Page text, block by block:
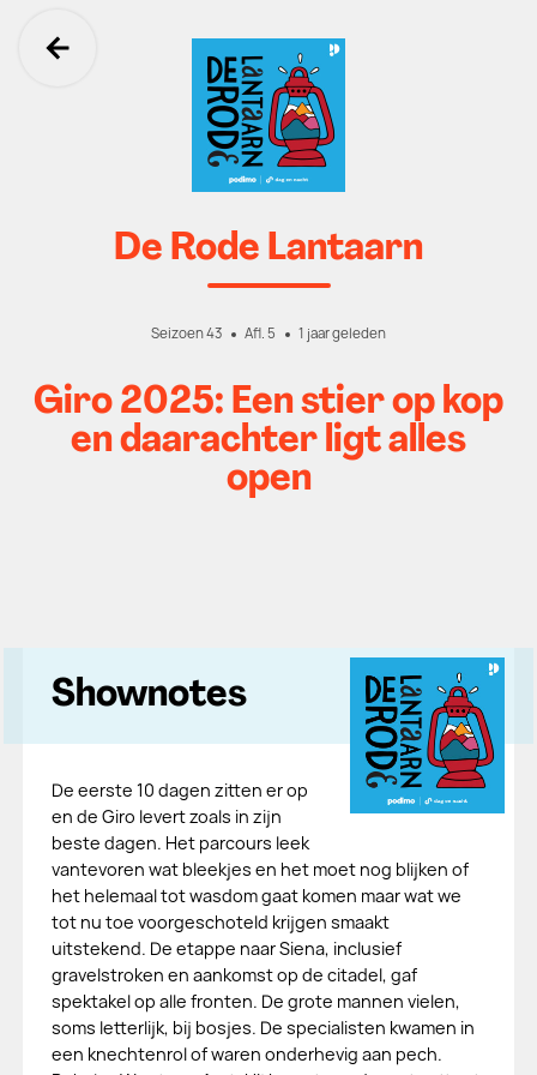
Ga terug
De Rode Lantaarn
Seizoen 43 Afl. 5 1 jaar geleden
Giro 2025: Een stier op kop
en daarachter ligt alles
open
Shownotes
De eerste 10 dagen zitten er op
en de Giro levert zoals in zijn
beste dagen. Het parcours leek
vantevoren wat bleekjes en het moet nog blijken of
het helemaal tot wasdom gaat komen maar wat we
tot nu toe voorgeschoteld krijgen smaakt
uitstekend. De etappe naar Siena, inclusief
gravelstroken en aankomst op de citadel, gaf
spektakel op alle fronten. De grote mannen vielen,
soms letterlijk, bij bosjes. De specialisten kwamen in
een knechtenrol of waren onderhevig aan pech.